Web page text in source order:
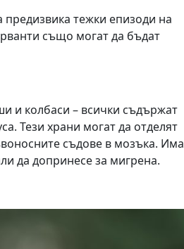
тежки епизоди на
също могат да бъдат
и колбаси – всички съдържат
Тези храни могат да отделят
съдове в мозъка. Има
да допринесе за мигрена.